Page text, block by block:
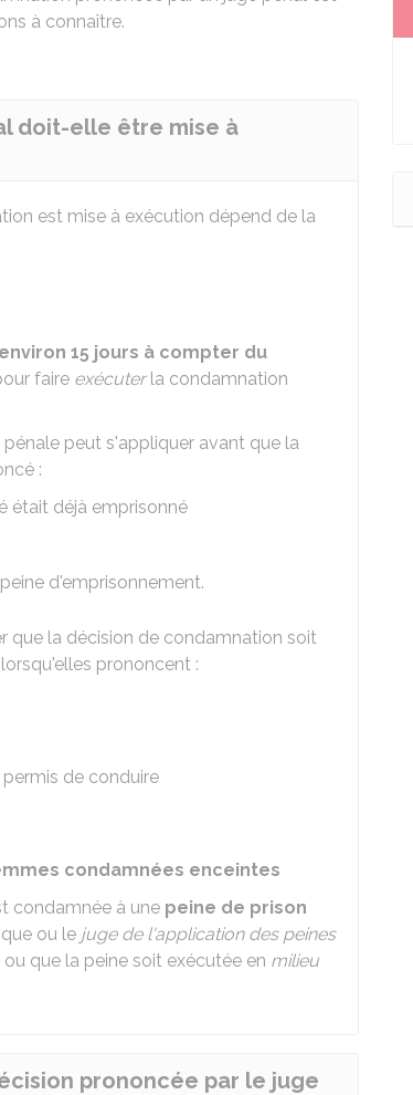
à connaître.
doit-elle être mise à
est mise à exécution dépend de la
15 jours à compter du
faire exécuterla condamnation
pénale peut s'appliquer avant que la
:
était déjà emprisonné
d'emprisonnement.
que la décision de condamnation soit
prononcent :
de conduire
condamnées enceintes
condamnée à une peine de prison
ou le juge de l'application des peines
que la peine soit exécutée en milieu
prononcée par le juge